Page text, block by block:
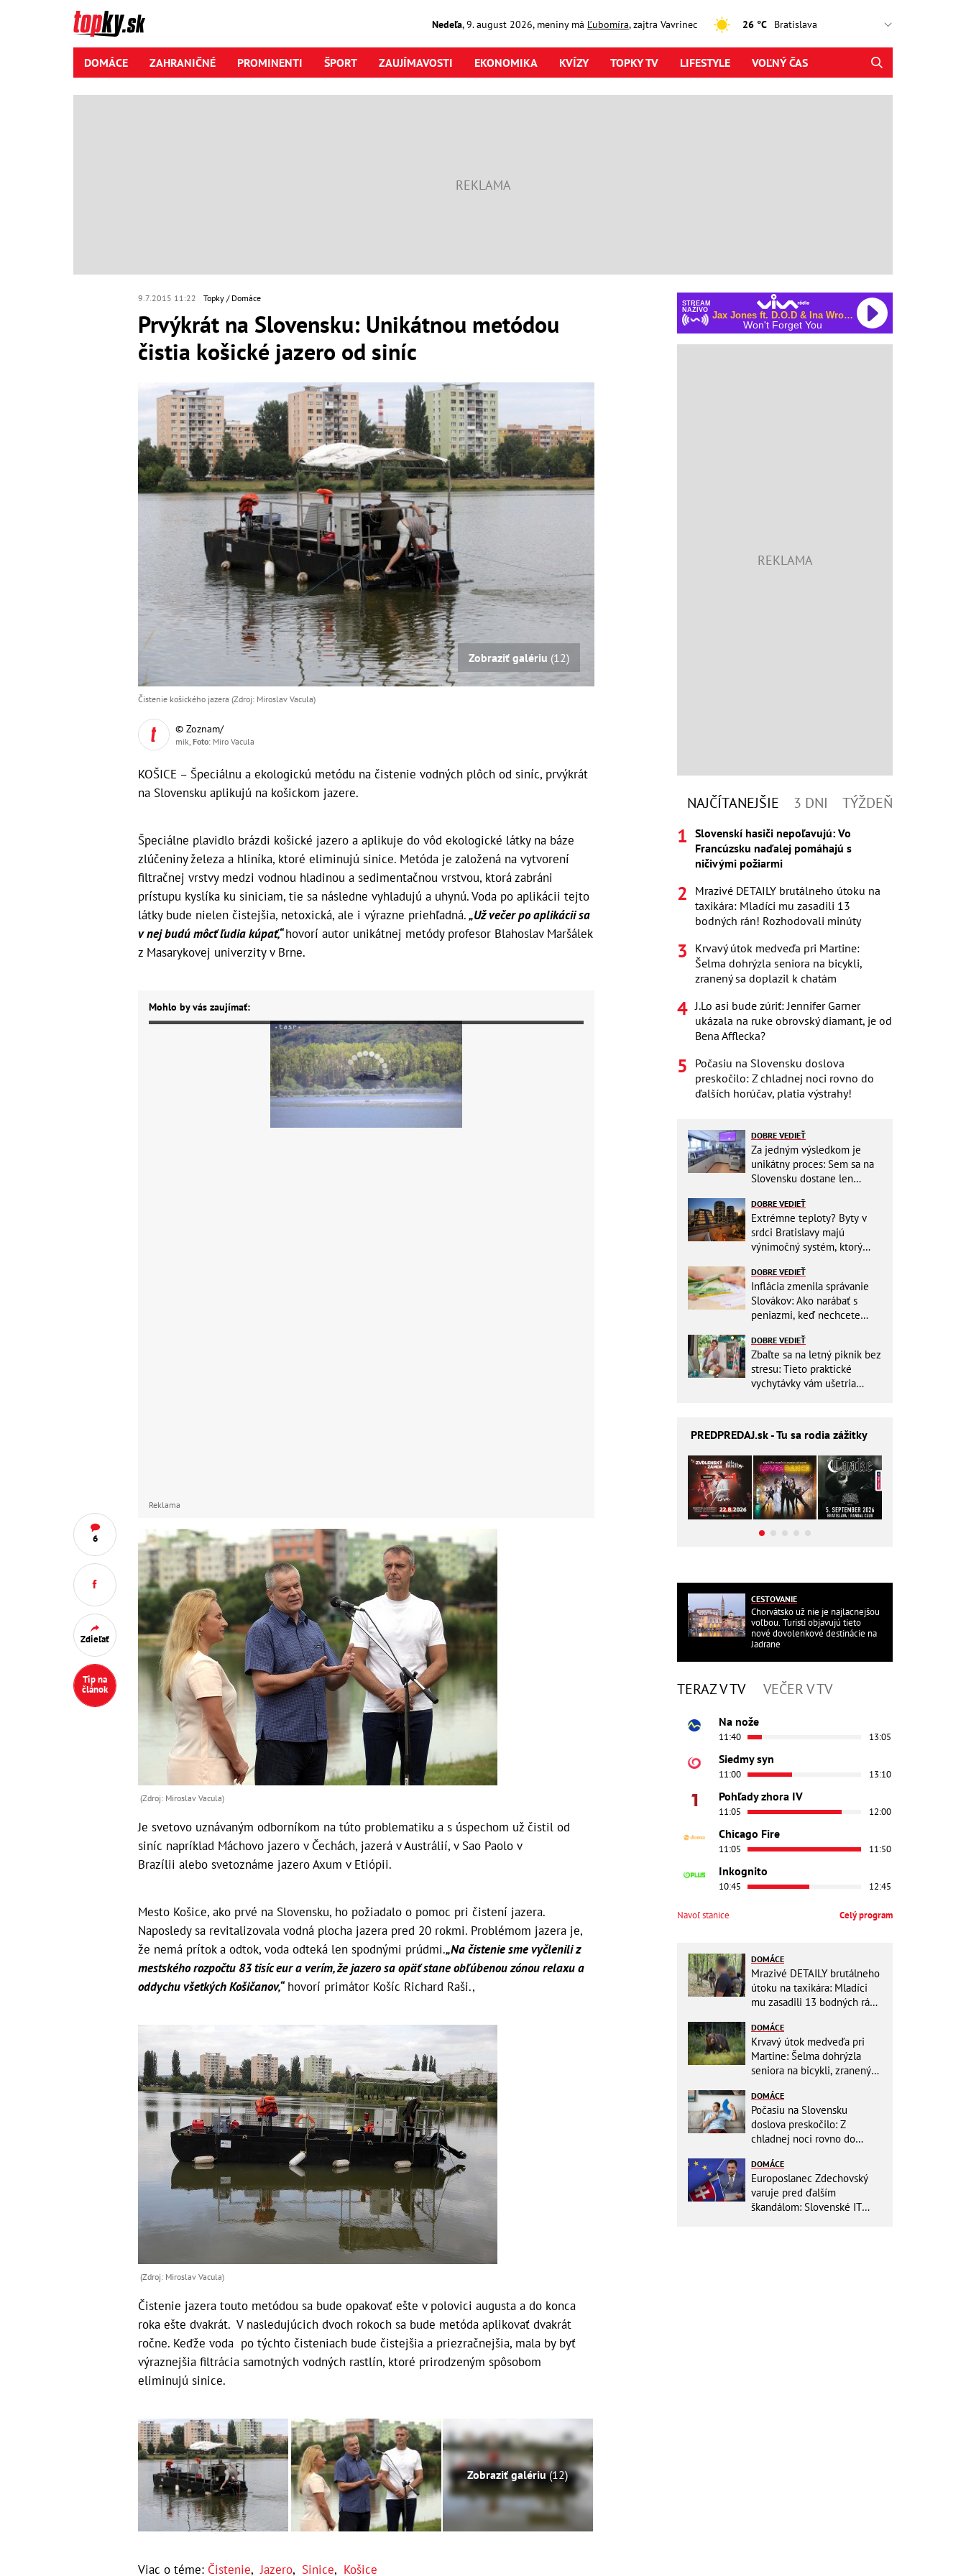
Nedeľa,9. august2026, meniny má Ľubomíra, zajtra Vavrinec 26 °C
DOMÁCE ZAHRANIČNÉ PROMINENTI ŠPORT ZAUJÍMAVOSTI EKONOMIKA KVÍZY TOPKY TV LIFESTYLE VOĽNÝ ČAS
9.7.2015 11:22 Topky Domáce
Prvýkrát na Slovensku: Unikátnou metódou
čistia košické jazero od siníc
6
Zdieľať
Tip na
článok
Zobraziť galériu (12)
Čistenie košického jazera (Zdroj: Miroslav Vacula)
© Zoznam/
mik, Foto: Miro Vacula
KOŠICE – Špeciálnu a ekologickú metódu na čistenie vodných plôch od siníc, prvýkrát
na Slovensku aplikujú na košickom jazere.
Špeciálne plavidlo brázdi košické jazero a aplikuje do vôd ekologické látky na báze
zlúčeniny železa a hliníka, ktoré eliminujú sinice. Metóda je založená na vytvorení
filtračnej vrstvy medzi vodnou hladinou a sedimentačnou vrstvou, ktorá zabráni
prístupu kyslíka ku siniciam, tie sa následne vyhladujú a uhynú. Voda po aplikácii tejto
látky bude nielen čistejšia, netoxická, ale i výrazne priehľadná.„Už večer po aplikácii sa
v nej budú môcť ľudia kúpať,“hovorí autor unikátnej metódy profesor Blahoslav Maršálek
z Masarykovej univerzity v Brne.
Mohlo by vás zaujímať:
Reklama
(Zdroj: Miroslav Vacula)
Je svetovo uznávaným odborníkom na túto problematiku a s úspechom už čistil od
siníc napríklad Máchovo jazero v Čechách, jazerá v Austrálií, v Sao Paolo v
Brazílii alebo svetoznáme jazero Axum v Etiópii.
Mesto Košice, ako prvé na Slovensku, ho požiadalo o pomoc pri čistení jazera.
Naposledy sa revitalizovala vodná plocha jazera pred 20 rokmi. Problémom jazera je,
že nemá prítok a odtok, voda odteká len spodnými prúdmi.„Na čistenie sme vyčlenili z
mestského rozpočtu 83 tisíc eur a verím, že jazero sa opäť stane obľúbenou zónou relaxu a
oddychu všetkých Košičanov,“hovorí primátor Košíc Richard Raši.,
(Zdroj: Miroslav Vacula)
Čistenie jazera touto metódou sa bude opakovať ešte v polovici augusta a do konca
roka ešte dvakrát. V nasledujúcich dvoch rokoch sa bude metóda aplikovať dvakrát
ročne. Keďže voda po týchto čisteniach bude čistejšia a priezračnejšia, mala by byť
výraznejšia filtrácia samotných vodných rastlín, ktoré prirodzeným spôsobom
eliminujú sinice.
Zobraziť galériu(12)
Viac o téme: Čistenie,Jazero, Sinice, Košice
STREAM
NAŽIVO
Jax Jones ft. D.O.D & Ina Wroldsen
Won't Forget You
NAJČÍTANEJŠIE 3 DNI TÝŽDEŇ
Slovenskí hasiči nepoľavujú: Vo
Francúzsku naďalej pomáhajú s
ničivými požiarmi
Mrazivé DETAILY brutálneho útoku na
taxikára: Mladíci mu zasadili 13
bodných rán! Rozhodovali minúty
Krvavý útok medveďa pri Martine:
Šelma dohrýzla seniora na bicykli,
zranený sa doplazil k chatám
J.Lo asi bude zúriť: Jennifer Garner
ukázala na ruke obrovský diamant, je od
Bena Afflecka?
Počasiu na Slovensku doslova
preskočilo: Z chladnej noci rovno do
ďalších horúčav, platia výstrahy!
DOBRE VEDIEŤ
Za jedným výsledkom je
unikátny proces: Sem sa na
Slovensku dostane len
DOBRE VEDIEŤ
Extrémne teploty? Byty v
srdci Bratislavy majú
výnimočný systém, ktorý
DOBRE VEDIEŤ
Inflácia zmenila správanie
Slovákov: Ako narábať s
peniazmi, keď nechcete
DOBRE VEDIEŤ
Zbaľte sa na letný piknik bez
stresu: Tieto praktické
vychytávky vám ušetria
PREDPREDAJ.sk - Tu sa rodia zážitky
CESTOVANIE
Chorvátsko už nie je najlacnejšou
voľbou. Turisti objavujú tieto
nové dovolenkové destinácie na
Jadrane
TERAZ V TV VEČER V TV
Na nože
11:40 13:05
Siedmy syn
11:00 13:10
Pohľady zhora IV
11:05 12:00
Chicago Fire
11:05 11:50
Inkognito
10:45 12:45
Navoľ stanice Celý program
DOMÁCE
Mrazivé DETAILY brutálneho
útoku na taxikára: Mladíci
mu zasadili 13 bodných rán!
DOMÁCE
Krvavý útok medveďa pri
Martine: Šelma dohrýzla
seniora na bicykli, zranený
DOMÁCE
Počasiu na Slovensku
doslova preskočilo: Z
chladnej noci rovno do
výstrahy!
DOMÁCE
Europoslanec Zdechovský
varuje pred ďalším
škandálom: Slovenské IT